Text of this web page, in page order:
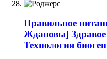
Правильное
Ждановы] Здравое
Технология